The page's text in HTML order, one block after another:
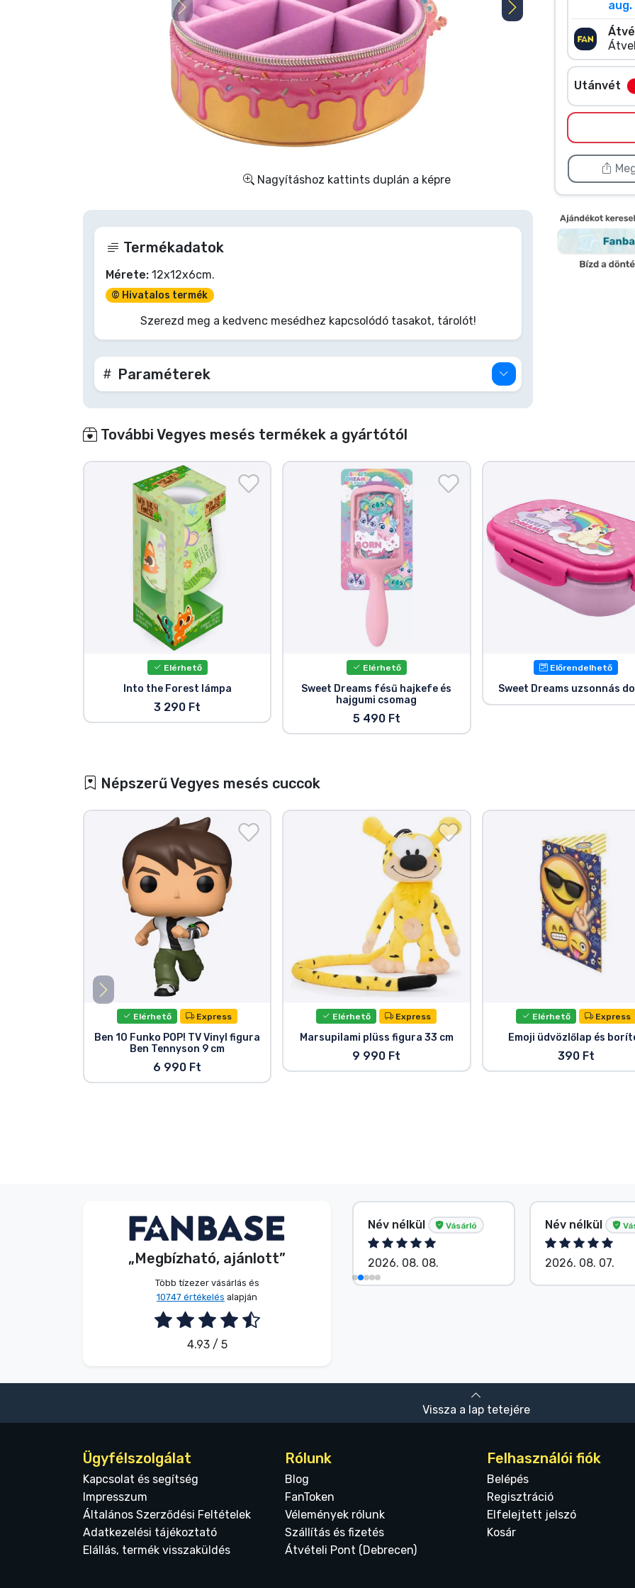
Nagyításhoz kattints duplán a képre
aug.
Utánvét
Termékadatok
Mérete: 12x12x6cm.
© Hivatalos termék
Szerezd meg a kedvenc mesédhez kapcsolódó tasakot, tárolót!
Paraméterek
További Vegyes mesés termékek a gyártótól
Elérhető
Into the Forest lámpa
3 290 Ft
Elérhető
Sweet Dreams fésű hajkefe és
hajgumi csomag
5 490 Ft
Előrendelhető
Sweet Dreams uzsonnás
Népszerű Vegyes mesés cuccok
Elérhető Express
Ben 10 Funko POP! TV Vinyl figura
Ben Tennyson 9 cm
6 990 Ft
Elérhető Express
Marsupilami plüss figura 33 cm
9 990 Ft
Elérhető Express
Emoji üdvözlőlap és
390 Ft
„Megbízható, ajánlott”
Több tízezer vásárlás és
10747 értékelés alapján
4.93 / 5
Dávid Sulyok Vásárló
2026. 08. 08.
Név nélkül Vásárló
2026. 08. 08.
Név nélkül
2026. 08. 07.
Vissza a lap tetejére
Ügyfélszolgálat
Kapcsolat és segítség
Impresszum
Általános Szerződési Feltételek
Adatkezelési tájékoztató
Elállás, termék visszaküldés
Rólunk
Blog
FanToken
Vélemények rólunk
Szállítás és fizetés
Átvételi Pont (Debrecen)
Felhasználói fiók
Belépés
Regisztráció
Elfelejtett jelszó
Kosár
Gamer cuccok
Sportos cuccok
Zenés cuccok
Terméktípusok